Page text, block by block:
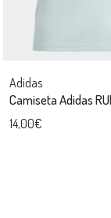
Adidas
Camiseta Adidas
14,00€